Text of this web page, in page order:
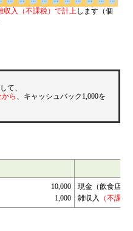
、雑収入（不課税）で計上します
。
て、
ら
、キャッシュバック1,000を
10,000
1,000
現金（飲食店）
雑収入
（不課税